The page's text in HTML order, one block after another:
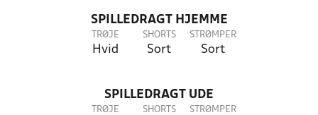
SPILLEDRAGT HJEMME
TRØJE
Hvid
SHORTS
Sort
STRØMPER
Sort
SPILLEDRAGT UDE
TRØJE SHORTS STRØMPER